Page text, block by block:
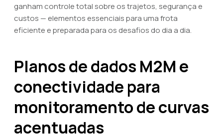
ganham controle total sobre os trajetos, segurança e
custos — elementos essenciais para uma frota
eficiente e preparada para os desafios do dia a dia.
Planos de dados M2M e
conectividade para
monitoramento de curvas
acentuadas